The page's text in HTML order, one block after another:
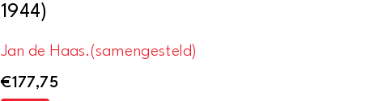
1944)
Jan de Haas.(samengesteld)
€177,75